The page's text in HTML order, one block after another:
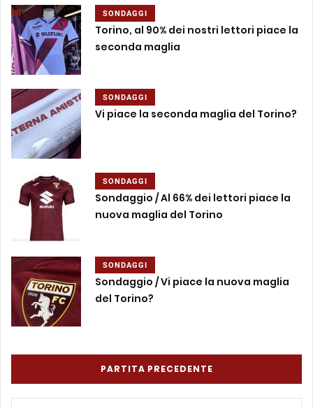
SONDAGGI
Torino, al 90% dei nostri lettori piace la
seconda maglia
SONDAGGI
Vi piace la seconda maglia del Torino?
SONDAGGI
Sondaggio / Al 66% dei lettori piace la
nuova maglia del Torino
SONDAGGI
Sondaggio / Vi piace la nuova maglia
del Torino?
PARTITA PRECEDENTE